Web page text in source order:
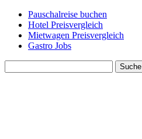
Pauschalreise buchen
Hotel Preisvergleich
Mietwagen Preisvergleich
Gastro Jobs
Suche